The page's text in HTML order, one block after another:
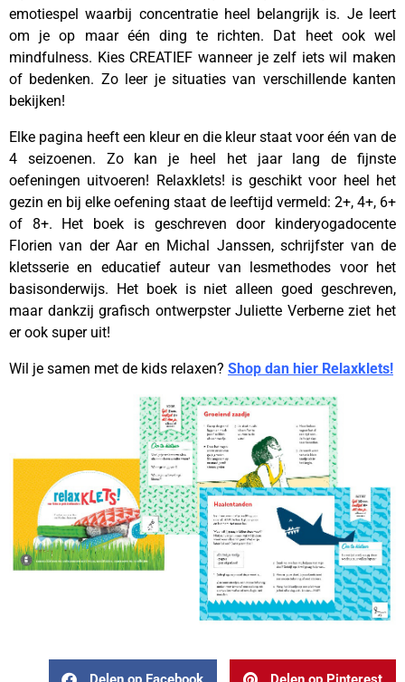
emotiespel waarbij concentratie heel belangrijk is. Je leert
om je op maar één ding te richten. Dat heet ook wel
mindfulness. Kies CREATIEF wanneer je zelf iets wil maken
of bedenken. Zo leer je situaties van verschillende kanten
bekijken!
Elke pagina heeft een kleur en die kleur staat voor één van de
4 seizoenen. Zo kan je heel het jaar lang de fijnste
oefeningen uitvoeren! Relaxklets! is geschikt voor heel het
gezin en bij elke oefening staat de leeftijd vermeld: 2+, 4+, 6+
of 8+. Het boek is geschreven door kinderyogadocente
Florien van der Aar en Michal Janssen, schrijfster van de
kletsserie en educatief auteur van lesmethodes voor het
basisonderwijs. Het boek is niet alleen goed geschreven,
maar dankzij grafisch ontwerpster Juliette Verberne ziet het
er ook super uit!
Wil je samen met de kids relaxen? Shop dan hier Relaxklets!